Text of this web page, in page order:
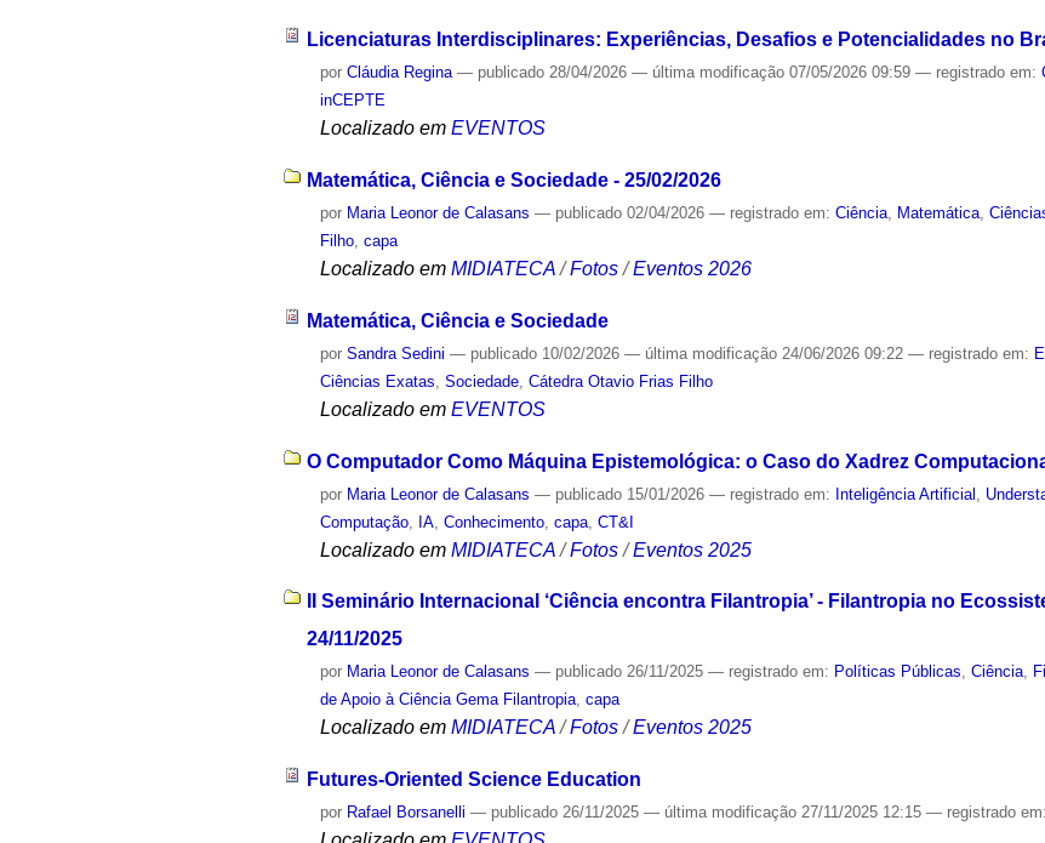
Licenciaturas Interdisciplinares: Experiências, Desafios e Potencialidades no
porCláudia Regina — publicado 28/04/2026— última modificação 07/05/2026 09:59— registrado em:
inCEPTE
Localizado em EVENTOS
Matemática, Ciência e Sociedade - 25/02/2026
por Maria Leonor de Calasans — publicado 02/04/2026— registrado em:Ciência, Matemática,
Filho,capa
Localizado em MIDIATECA /Fotos /Eventos 2026
Matemática, Ciência e Sociedade
porSandra Sedini — publicado 10/02/2026— última modificação 24/06/2026 09:22— registrado em:
Ciências Exatas ,Sociedade ,Cátedra Otavio Frias Filho
Localizado em EVENTOS
O Computador Como Máquina Epistemológica: o Caso do Xadrez
por Maria Leonor de Calasans — publicado 15/01/2026— registrado em: Inteligência Artificial
Computação IA ,Conhecimento ,capa ,CT&I
Localizado em MIDIATECA /Fotos /Eventos 2025
II Seminário Internacional ‘Ciência encontra Filantropia’ - Filantropia no
24/11/2025
por Maria Leonor de Calasans — publicado 26/11/2025— registrado em: Políticas Públicas,Ciência,
de Apoio à Ciência Gema Filantropia,capa
Localizado em MIDIATECA /Fotos /Eventos 2025
Futures-Oriented Science Education
por Rafael Borsanelli — publicado 26/11/2025— última modificação 27/11/2025 12:15— registrado